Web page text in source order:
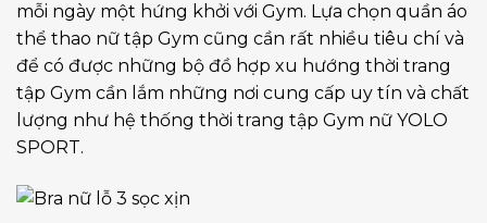
mỗi ngày một hứng khởi với Gym. Lựa chọn quần áo
thể thao nữ tập Gym cũng cần rất nhiều tiêu chí và
để có được những bộ đồ hợp xu hướng thời trang
tập Gym cần lắm những nơi cung cấp uy tín và chất
lượng như hệ thống thời trang tập Gym nữ YOLO
SPORT.